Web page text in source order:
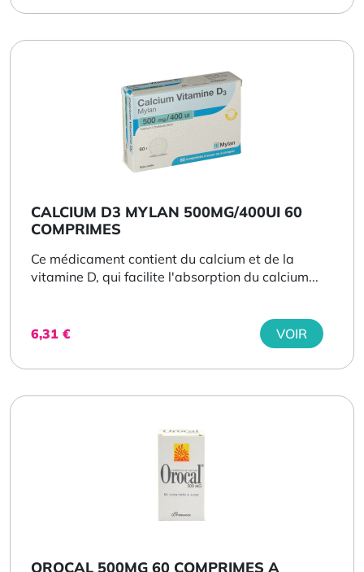
CALCIUM D3 MYLAN 500MG/400UI 60
COMPRIMES
Ce médicament contient du calcium et de la
vitamine D, qui facilite l'absorption du calcium...
6,31 € VOIR
OROCAL 500MG 60 COMPRIMES A